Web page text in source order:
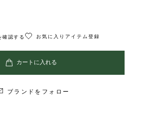
確認する お気に入りアイテム登録
ブランドをフォロー